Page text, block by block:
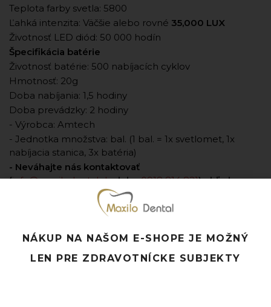
Teplota farby svetla: 5800
Ľahká intenzita: Väčšie alebo rovné 35,000 LUX
Životnosť LED diód: 50 000 hodín
Špecifikácia batérie
Životnosť batérie: 500 nabíjacích cyklov
Hmotnosť: 20g
Doba nabíjania: 1,5 hodiny
Doba prevádzky: 2 hodiny
- Výrobca: Amtech
- Jednotka množstva: bal. (1 bal. = 1x svetlomet, 1x
nabíjacia stanica, 3x batéria)
- Neváhajte nás kontaktovať
(info@maxilodental.skalebo0918 814 821) ohľadom
stretnutia, kde prebehne zameranie očí a pracovnej
vzdialenosti a výber okuliarov (rámov) presne pre Vás.
Doprava ZADARMO pri objednávke nad 120 EUR
NÁKUP NA NAŠOM E-SHOPE JE MOŽNÝ
LEN PRE ZDRAVOTNÍCKE SUBJEKTY